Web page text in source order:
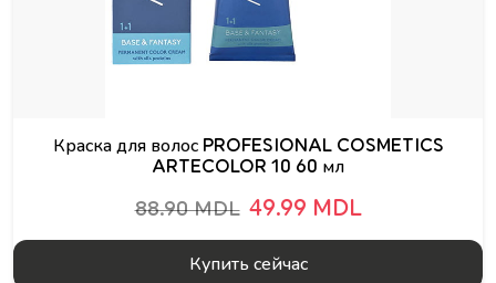
Краска для волос PROFESIONAL COSMETICS
ARTECOLOR 10 60 мл
88.90 MDL 49.99 MDL
Купить сейчас